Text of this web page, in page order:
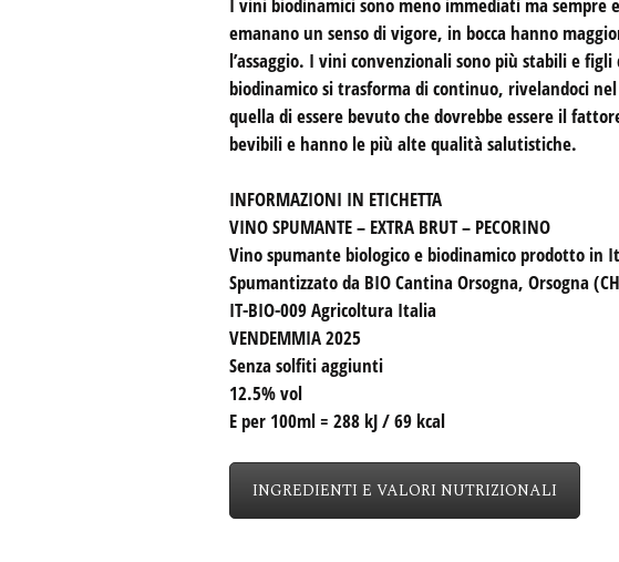
emanano un senso di vigore, in bocca hanno
l’assaggio. I vini convenzionali sono più stabili e
biodinamico si trasforma di continuo, rivelandoci
quella di essere bevuto che dovrebbe essere il
bevibili e hanno le più alte qualità salutistiche.
INFORMAZIONI IN ETICHETTA
VINO SPUMANTE – EXTRA BRUT – PECORINO
Vino spumante biologico e biodinamico prodotto in
Spumantizzato da BIO Cantina Orsogna, Orsogna
IT-BIO-009 Agricoltura Italia
VENDEMMIA 2025
Senza solfiti aggiunti
12.5% vol
E per 100ml = 288 kJ / 69 kcal
INGREDIENTI E VALORI NUTRIZIONALI